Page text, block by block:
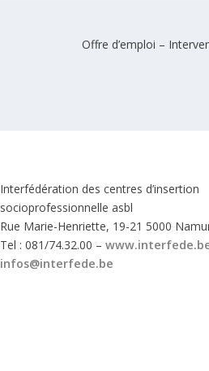
Offre d’emploi –
Interfédération des centres d’insertion
socioprofessionnelle asbl
Rue Marie-Henriette, 19-21 5000
Tel : 081/74.32.00 –
infos@interfede.be